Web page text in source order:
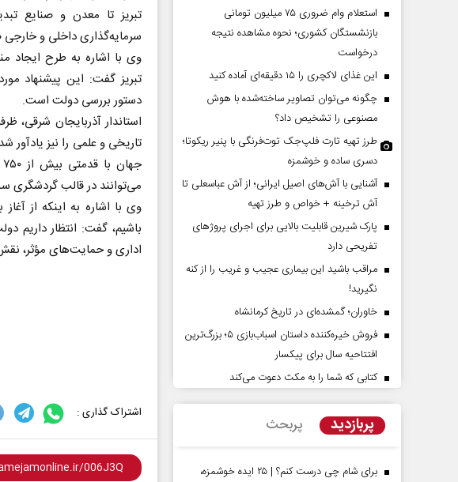
تبریز تا معدن و صنایع
سرمایه‌گذاری داخلی و
وی با اشاره به طرح ایجاد
تبریز گفت: این پیشنهاد
دستور بررسی دولت است.
استاندار آذربایجان شرقی،
تاریخی و علمی را نیز
می‌توانند در قالب گردشگری
وی با اشاره به اینکه از
باشیم، گفت: انتظار داریم
اداری و حمایت‌های مؤثر،
اشتراک گذاری :
استعلام وام ضروری ۷۵ میلیون تومانی
بازنشستگان کشوری؛ نحوه مشاهده نتیجه
درخواست
این غذای لاکچری را ۱۵ دقیقه‌ای آماده کنید
چگونه می‌توان تصاویر ساخته‌شده با هوش
مصنوعی را تشخیص داد؟
طرز تهیه تارت فلپ‌جک توت‌فرنگی با پنیر ریکوتا؛
دسری ساده و خوشمزه
آشنایی با آش‌های اصیل ایرانی؛ از آش عباسعلی تا
آش ترخینه + خواص و طرز تهیه
پارک شیرین قابلیت‌ بالایی برای اجرای پروژهای
تفریحی دارد
مراقب باشید این بیماری عجیب و غریب را از کنه
نگیرید!
خاوران؛ گمشده‌ای در تاریخ کرمانشاه
فروش خیره‌کننده داستان اسباب‌بازی ۵؛ بزرگ‌ترین
افتتاحیه سال برای پیکسار
کتابی که شما را به مکث دعوت می‌کند
پربازدید پربحث
برای شام چی درست کنم؟ | ۲۵ ایده خوشمزه،
تهدیدات کوتاه‏‌مدت و
خلاف واقع آمریکا
- تحلیلگر مسائل سیاسی
اربعین نماد مقاومت در برابر
مجلس